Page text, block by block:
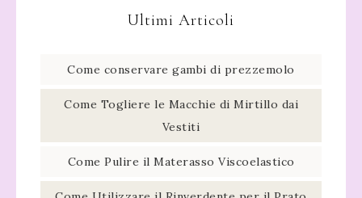
Ultimi Articoli
Come conservare gambi di prezzemolo​
Come Togliere le Macchie di Mirtillo dai
Vestiti
Come Pulire il Materasso Viscoelastico